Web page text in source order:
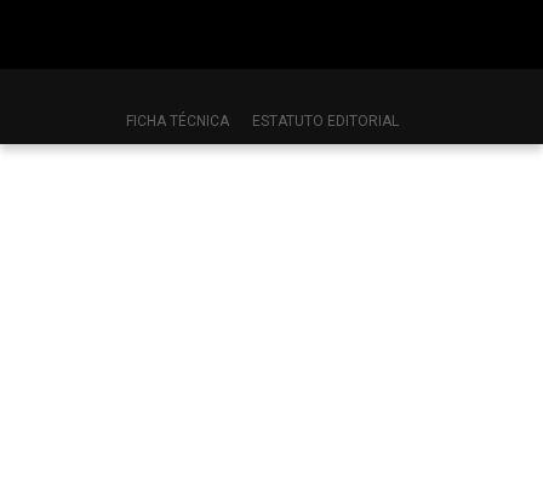
FICHA TÉCNICA ESTATUTO EDITORIAL